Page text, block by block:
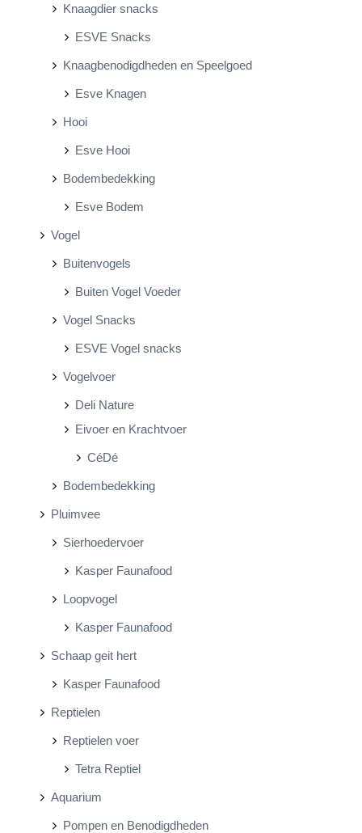
Knaagdier snacks
ESVE Snacks
Knaagbenodigdheden en Speelgoed
Esve Knagen
Hooi
Esve Hooi
Bodembedekking
Esve Bodem
Vogel
Buitenvogels
Buiten Vogel Voeder
Vogel Snacks
ESVE Vogel snacks
Vogelvoer
Deli Nature
Eivoer en Krachtvoer
CéDé
Bodembedekking
Pluimvee
Sierhoedervoer
Kasper Faunafood
Loopvogel
Kasper Faunafood
Schaap geit hert
Kasper Faunafood
Reptielen
Reptielen voer
Tetra Reptiel
Aquarium
Pompen en Benodigdheden